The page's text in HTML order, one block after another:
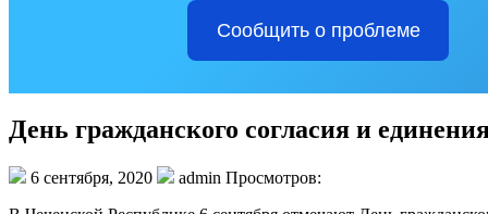
Сообщить о проблеме
День гражданского согласия и
6 сентября, 2020
admin Просмотров: